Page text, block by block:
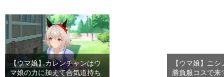
【ウマ娘】カレンチャンはウ
マ娘の力に加えて合気道持ち
【ウマ娘】ニ
勝負服コスで来